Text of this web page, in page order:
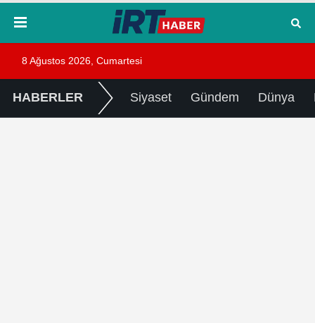
8 Ağustos 2026, Cumartesi
HABERLER Siyaset Gündem Dünya